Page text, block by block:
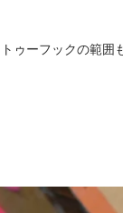
ゥーフックの範囲